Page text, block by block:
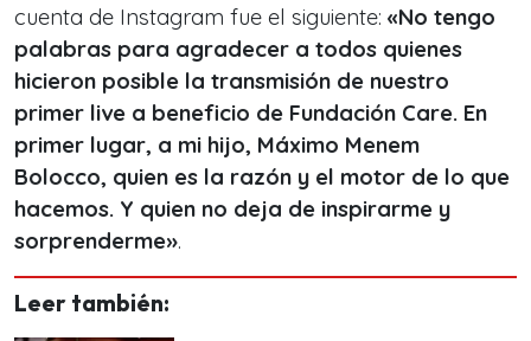
cuenta de Instagram fue el siguiente: «No tengo
palabras para agradecer a todos quienes
hicieron posible la transmisión de nuestro
primer live a beneficio de Fundación Care. En
primer lugar, a mi hijo, Máximo Menem
Bolocco, quien es la razón y el motor de lo que
hacemos. Y quien no deja de inspirarme y
sorprenderme».
Leer también: